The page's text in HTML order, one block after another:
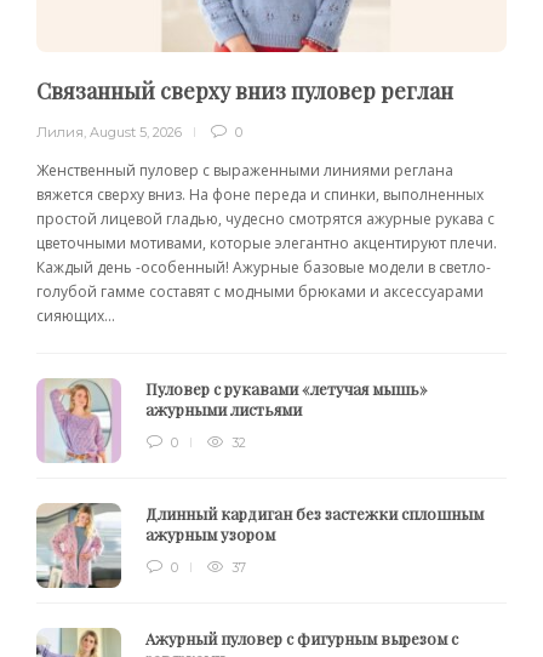
Связанный сверху вниз пуловер реглан
Лилия, August 5, 2026 0
Женственный пуловер с выраженными линиями реглана
вяжется сверху вниз. На фоне переда и спинки, выполненных
простой лицевой гладью, чудесно смотрятся ажурные рукава с
цветочными мотивами, которые элегантно акцентируют плечи.
Каждый день -особенный! Ажурные базовые модели в светло-
голубой гамме составят с модными брюками и аксессуарами
сияющих...
Пуловер с рукавами «летучая мышь»
ажурными листьями
0 32
Длинный кардиган без застежки сплошным
ажурным узором
0 37
Ажурный пуловер с фигурным вырезом с